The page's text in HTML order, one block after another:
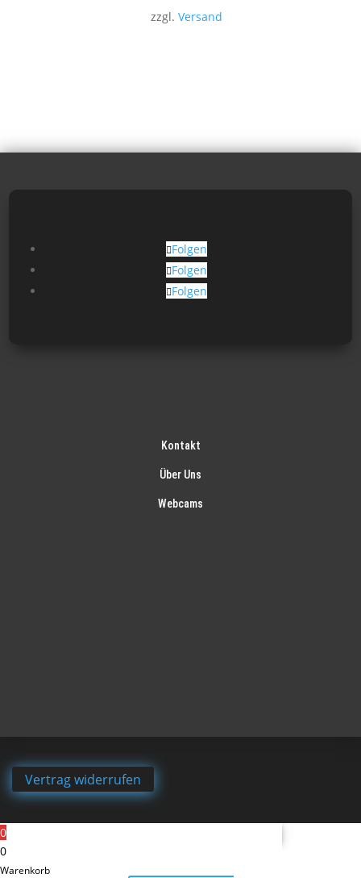
zzgl. Versand
Folgen
Folgen
Folgen
Kontakt
Über Uns
Webcams
Vertrag widerrufen
0
0
Warenkorb